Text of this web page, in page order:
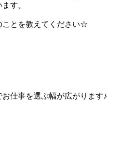
す。
ことを教えてください☆
仕事を選ぶ幅が広がります♪